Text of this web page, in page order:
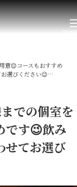
意😌コースもおすすめ
選びください😉…
での個室を
です😉飲み
せてお選び